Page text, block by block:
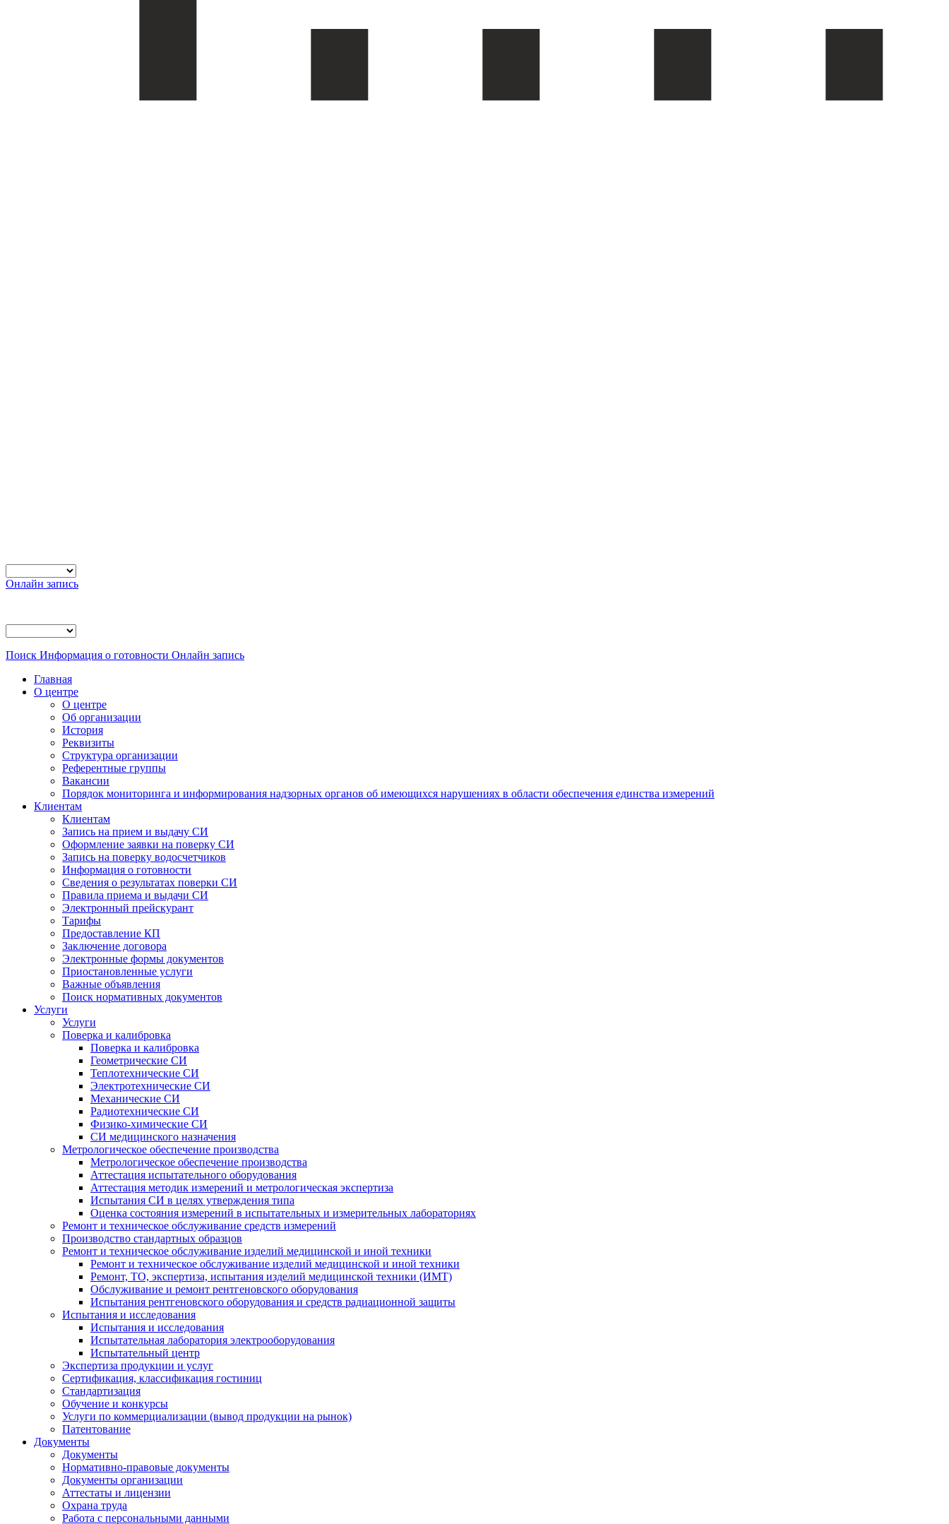
Онлайн запись
Поиск Информация о готовности Онлайн запись
Главная
О центре
О центре
Об организации
История
Реквизиты
Структура организации
Референтные группы
Вакансии
Порядок мониторинга и информирования надзорных органов об имеющихся нарушениях в области обеспечения единства измерений
Клиентам
Клиентам
Запись на прием и выдачу СИ
Оформление заявки на поверку СИ
Запись на поверку водосчетчиков
Информация о готовности
Сведения о результатах поверки СИ
Правила приема и выдачи СИ
Электронный прейскурант
Тарифы
Предоставление КП
Заключение договора
Электронные формы документов
Приостановленные услуги
Важные объявления
Поиск нормативных документов
Услуги
Услуги
Поверка и калибровка
Поверка и калибровка
Геометрические СИ
Теплотехнические СИ
Электротехнические СИ
Механические СИ
Радиотехнические СИ
Физико-химические СИ
СИ медицинского назначения
Метрологическое обеспечение производства
Метрологическое обеспечение производства
Аттестация испытательного оборудования
Аттестация методик измерений и метрологическая экспертиза
Испытания СИ в целях утверждения типа
Оценка состояния измерений в испытательных и измерительных лабораториях
Ремонт и техническое обслуживание средств измерений
Производство стандартных образцов
Ремонт и техническое обслуживание изделий медицинской и иной техники
Ремонт и техническое обслуживание изделий медицинской и иной техники
Ремонт, ТО, экспертиза, испытания изделий медицинской техники (ИМТ)
Обслуживание и ремонт рентгеновского оборудования
Испытания рентгеновского оборудования и средств радиационной защиты
Испытания и исследования
Испытания и исследования
Испытательная лаборатория электрооборудования
Испытательный центр
Экспертиза продукции и услуг
Сертификация, классификация гостиниц
Стандартизация
Обучение и конкурсы
Услуги по коммерциализации (вывод продукции на рынок)
Патентование
Документы
Документы
Нормативно-правовые документы
Документы организации
Аттестаты и лицензии
Охрана труда
Работа с персональными данными